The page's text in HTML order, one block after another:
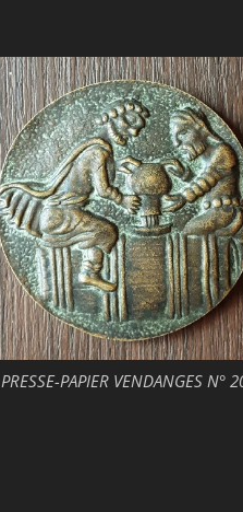
PRESSE-PAPIER VENDANGES N°